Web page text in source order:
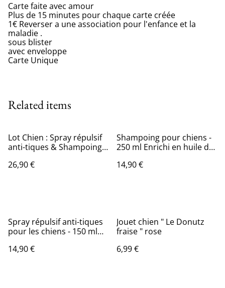
Carte faite avec amour
Plus de 15 minutes pour chaque carte créée
1€ Reverser a une association pour l'enfance et la
maladie .
sous blister
avec enveloppe
Carte Unique
Related items
Lot Chien : Spray répulsif
anti-tiques & Shampoing a
26,90 €
Shampoing pour chiens -
250 ml Enrichi en huile de
14,90 €
Spray répulsif anti-tiques
pour les chiens - 150 ml
Neem, de l'huile
14,90 €
Jouet chien " Le Donutz
fraise " rose
6,99 €